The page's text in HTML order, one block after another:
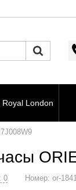
Royal London
0 Номер:or-